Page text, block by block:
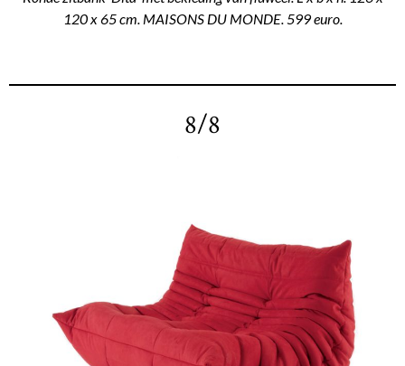
120 x 65 cm. MAISONS DU MONDE. 599 euro.
8/8